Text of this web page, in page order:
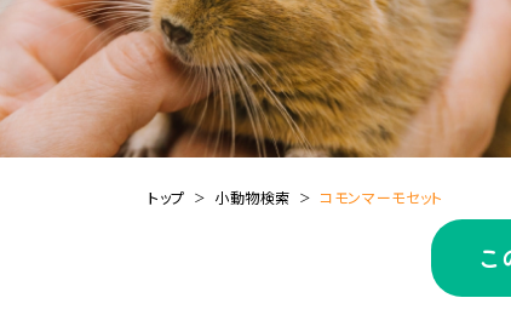
トップ 小動物検索 コモンマーモセット